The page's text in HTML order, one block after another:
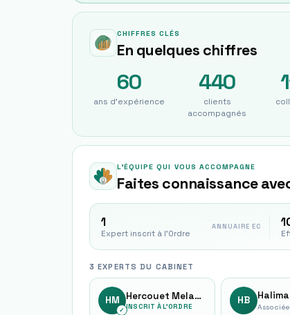
CHIFFRES CLÉS
En quelques chiffres
60
ans d'expérience
440
clients
accompagnés
L'ÉQUIPE QUI VOUS ACCOMPAGNE
Faites connaissance
1
Expert inscrit à l'Ordre
ANNUAIRE EC
3 EXPERTS DU CABINET
HM
✓
Hercouet Melanie
INSCRIT À L'ORDRE
HB